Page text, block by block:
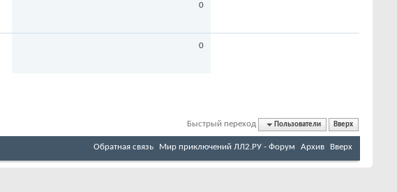
0
0
Быстрый переход Пользователи Вверх
Обратная связь Мир приключений ЛЛ2.РУ - Форум Архив Вверх